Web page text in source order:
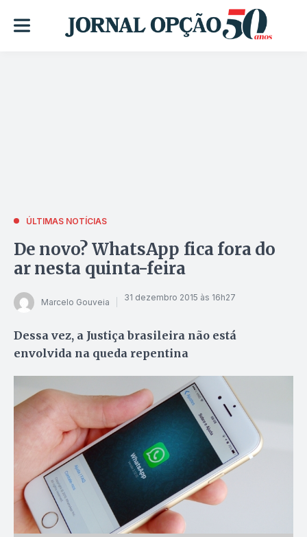
ÚLTIMAS NOTÍCIAS
De novo? WhatsApp fica fora do
ar nesta quinta-feira
Marcelo Gouveia 31 dezembro 2015 às 16h27
Dessa vez, a Justiça brasileira não está
envolvida na queda repentina